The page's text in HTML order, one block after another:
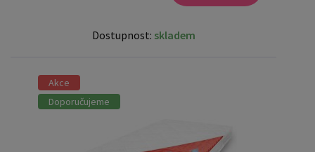
Dostupnost: skladem
Akce
Doporučujeme